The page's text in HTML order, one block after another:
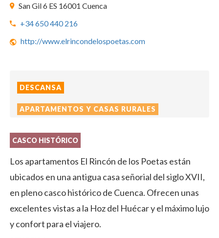
San Gil 6 ES 16001 Cuenca
+34 650 440 216
http://www.elrincondelospoetas.com
DESCANSA
APARTAMENTOS Y CASAS RURALES
CASCO HISTÓRICO
Los apartamentos El Rincón de los Poetas están
ubicados en una antigua casa señorial del siglo XVII,
en pleno casco histórico de Cuenca. Ofrecen unas
excelentes vistas a la Hoz del Huécar y el máximo lujo
y confort para el viajero.